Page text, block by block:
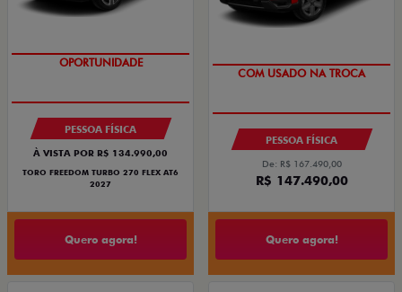
SUPERVALORIZAÇÃO DO USADO
PESSOA FÍSICA
À VISTA POR R$ 134.990,00
TORO FREEDOM TURBO 270 FLEX AT6
2027
Quero agora!
OPORTUNIDADE
PESSOA FÍSICA
De: R$ 167.490,00
R$ 147.490,00
Quero agora!